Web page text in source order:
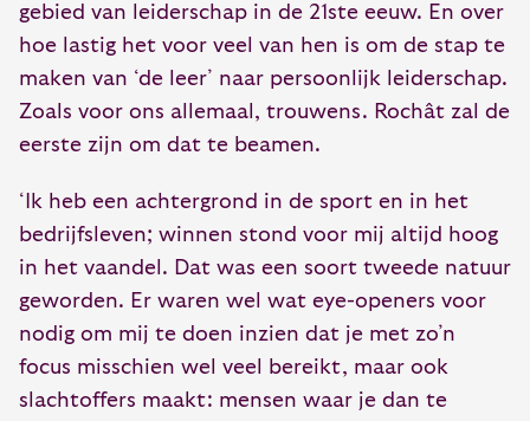
gebied van leiderschap in de 21ste eeuw. En over
hoe lastig het voor veel van hen is om de stap te
maken van ‘de leer’ naar persoonlijk leiderschap.
Zoals voor ons allemaal, trouwens. Rochât zal de
eerste zijn om dat te beamen.
‘Ik heb een achtergrond in de sport en in het
bedrijfsleven; winnen stond voor mij altijd hoog
in het vaandel. Dat was een soort tweede natuur
geworden. Er waren wel wat eye-openers voor
nodig om mij te doen inzien dat je met zo’n
focus misschien wel veel bereikt, maar ook
slachtoffers maakt: mensen waar je dan te